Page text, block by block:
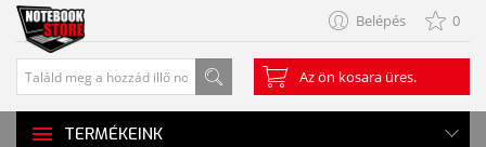
Belépés 0
Az ön kosara üres.
TERMÉKEINK